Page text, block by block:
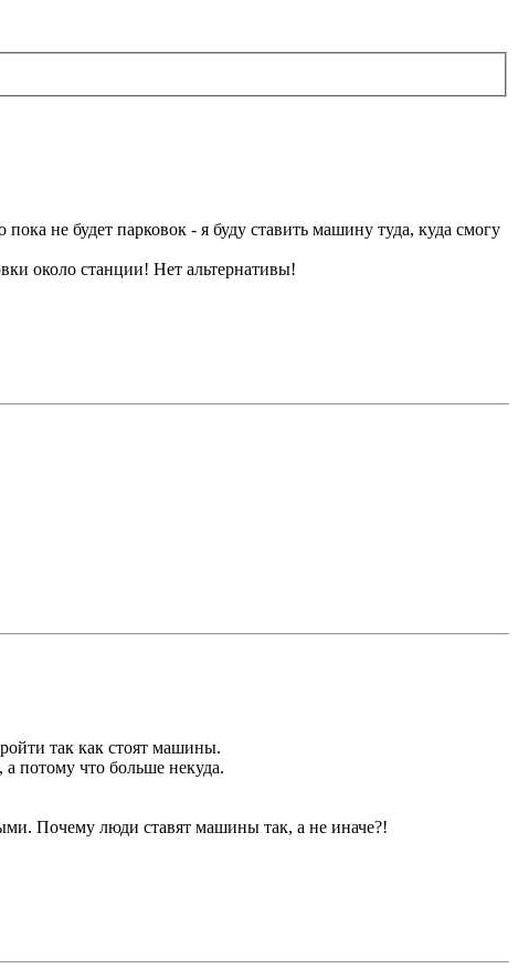
не будет парковок - я буду ставить машину туда, куда смогу
около станции! Нет альтернативы!
так как стоят машины.
потому что больше некуда.
Почему люди ставят машины так, а не иначе?!